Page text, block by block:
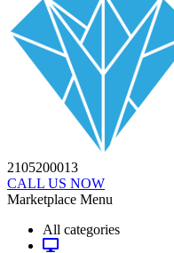
2105200013
CALL US NOW
Marketplace Menu
All categories